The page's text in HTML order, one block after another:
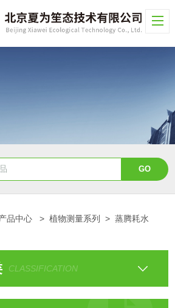
品中心 >植物测量系列 >蒸腾耗水
CLASSIFICATION